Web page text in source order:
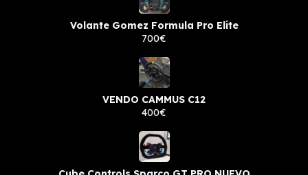
Volante Gomez Formula Pro Elite
700€
VENDO CAMMUS C12
400€